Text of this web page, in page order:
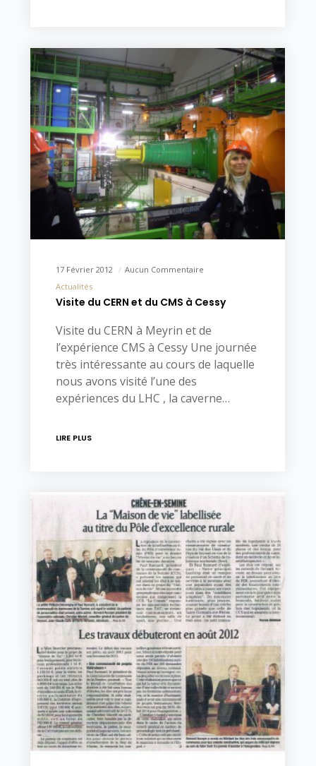
17 Février 2012
Aucun Commentaire
Actualités
Visite du CERN et du CMS à Cessy
Visite du CERN à Meyrin et de
l’expérience CMS à Cessy Une journée
très intéressante au cours de laquelle
nous avons visité l’une des
expériences du LHC , la caverne…
LIRE PLUS